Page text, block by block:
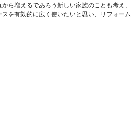
ら増えるであろう新しい家族のことも考え、
を有効的に広く使いたいと思い、リフォーム